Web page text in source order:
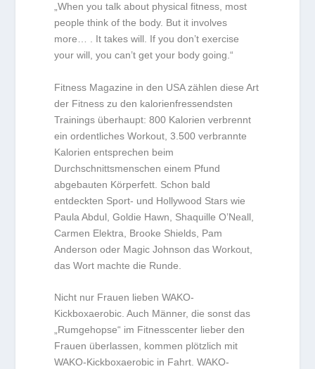
„When you talk about physical fitness, most
people think of the body. But it involves
more… . It takes will. If you don’t exercise
your will, you can’t get your body going.“
Fitness Magazine in den USA zählen diese Art
der Fitness zu den kalorienfressendsten
Trainings überhaupt: 800 Kalorien verbrennt
ein ordentliches Workout, 3.500 verbrannte
Kalorien entsprechen beim
Durchschnittsmenschen einem Pfund
abgebauten Körperfett. Schon bald
entdeckten Sport- und Hollywood Stars wie
Paula Abdul, Goldie Hawn, Shaquille O’Neall,
Carmen Elektra, Brooke Shields, Pam
Anderson oder Magic Johnson das Workout,
das Wort machte die Runde.
Nicht nur Frauen lieben WAKO-
Kickboxaerobic. Auch Männer, die sonst das
„Rumgehopse“ im Fitnesscenter lieber den
Frauen überlassen, kommen plötzlich mit
WAKO-Kickboxaerobic in Fahrt. WAKO-